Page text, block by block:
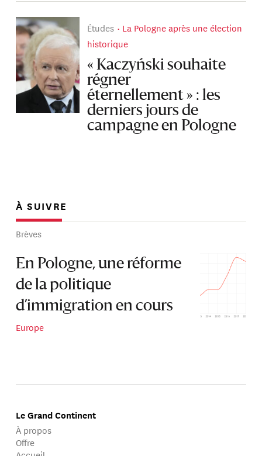
Études
La Pologne après une élection
historique
« Kaczyński souhaite
régner
éternellement » : les
derniers jours de
campagne en Pologne
À SUIVRE
Brèves
En Pologne, une réforme
de la politique
d’immigration en cours
Europe
Le Grand Continent
À propos
Offre